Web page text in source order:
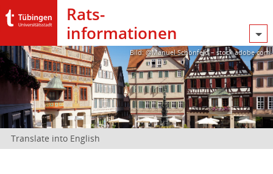
Rats­
informationen
Bild: @Manuel Schönfeld – stock.adobe.com
Translate into English